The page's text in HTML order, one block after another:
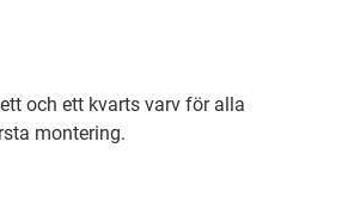
och ett kvarts varv för alla
montering.